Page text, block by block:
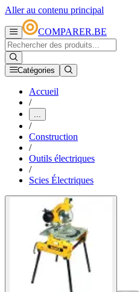
Aller au contenu principal
COMPARER.BE
Catégories
Accueil
/
...
/
Construction
/
Outils électriques
/
Scies Électriques